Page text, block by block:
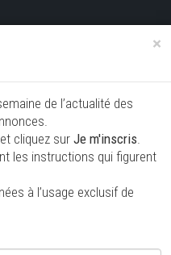
×
de l’actualité des
cliquez sur Je m'inscris.
les instructions qui figurent
à l’usage exclusif de